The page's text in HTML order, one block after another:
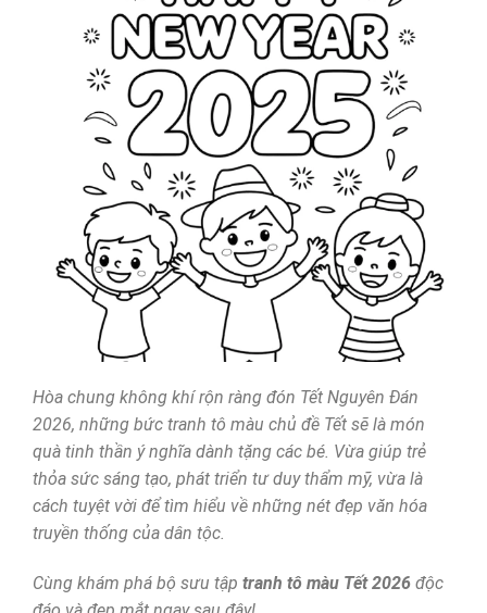
Hòa chung không khí rộn ràng đón Tết Nguyên Đán
2026, những bức tranh tô màu chủ đề Tết sẽ là món
quà tinh thần ý nghĩa dành tặng các bé. Vừa giúp trẻ
thỏa sức sáng tạo, phát triển tư duy thẩm mỹ, vừa là
cách tuyệt vời để tìm hiểu về những nét đẹp văn hóa
truyền thống của dân tộc.
Cùng khám phá bộ sưu tập tranh tô màu Tết 2026độc